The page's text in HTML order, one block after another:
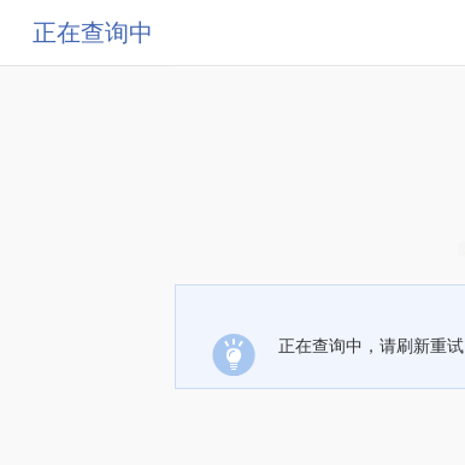
正在查询中
正在查询中，请刷新重试